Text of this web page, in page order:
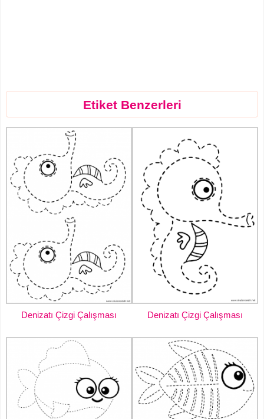
Etiket Benzerleri
Denizatı Çizgi Çalışması Denizatı Çizgi Çalışması